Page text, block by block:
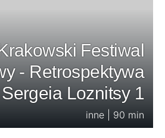
Festiwal
- Retrospektywa
Sergeia Loznitsy 1
inne | 90 min